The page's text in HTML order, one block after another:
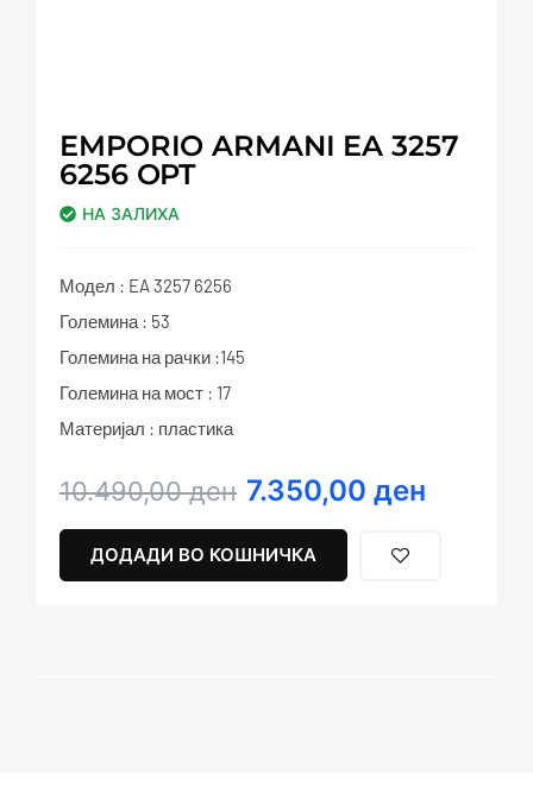
EMPORIO ARMANI EA 3257
6256 OPT
НА ЗАЛИХА
Модел : EA 3257 6256
Големина : 53
Големина на рачки :145
Големина на мост : 17
Материјал : пластика
10.490,00ден
Original
was:
10.490,00 ден.
7.350,00 ден
Current
7.350,00 ден.
ДОДАДИ ВО КОШНИЧКА